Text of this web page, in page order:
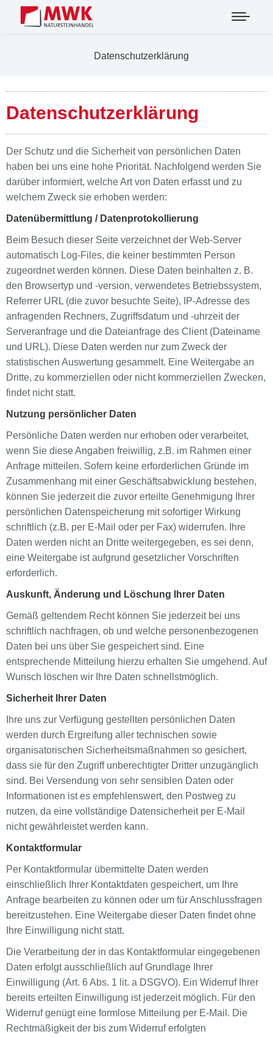
Datenschutzerklärung
Datenschutzerklärung
Der Schutz und die Sicherheit von persönlichen Daten
haben bei uns eine hohe Priorität. Nachfolgend werden Sie
darüber informiert, welche Art von Daten erfasst und zu
welchem Zweck sie erhoben werden:
Datenübermittlung / Datenprotokollierung
Beim Besuch dieser Seite verzeichnet der Web-Server
automatisch Log-Files, die keiner bestimmten Person
zugeordnet werden können. Diese Daten beinhalten z. B.
den Browsertyp und -version, verwendetes Betriebssystem,
Referrer URL (die zuvor besuchte Seite), IP-Adresse des
anfragenden Rechners, Zugriffsdatum und -uhrzeit der
Serveranfrage und die Dateianfrage des Client (Dateiname
und URL). Diese Daten werden nur zum Zweck der
statistischen Auswertung gesammelt. Eine Weitergabe an
Dritte, zu kommerziellen oder nicht kommerziellen Zwecken,
findet nicht statt.
Nutzung persönlicher Daten
Persönliche Daten werden nur erhoben oder verarbeitet,
wenn Sie diese Angaben freiwillig, z.B. im Rahmen einer
Anfrage mitteilen. Sofern keine erforderlichen Gründe im
Zusammenhang mit einer Geschäftsabwicklung bestehen,
können Sie jederzeit die zuvor erteilte Genehmigung Ihrer
persönlichen Datenspeicherung mit sofortiger Wirkung
schriftlich (z.B. per E-Mail oder per Fax) widerrufen. Ihre
Daten werden nicht an Dritte weitergegeben, es sei denn,
eine Weitergabe ist aufgrund gesetzlicher Vorschriften
erforderlich.
Auskunft, Änderung und Löschung Ihrer Daten
Gemäß geltendem Recht können Sie jederzeit bei uns
schriftlich nachfragen, ob und welche personenbezogenen
Daten bei uns über Sie gespeichert sind. Eine
entsprechende Mitteilung hierzu erhalten Sie umgehend. Auf
Wunsch löschen wir Ihre Daten schnellstmöglich.
Sicherheit Ihrer Daten
Ihre uns zur Verfügung gestellten persönlichen Daten
werden durch Ergreifung aller technischen sowie
organisatorischen Sicherheitsmaßnahmen so gesichert,
dass sie für den Zugriff unberechtigter Dritter unzugänglich
sind. Bei Versendung von sehr sensiblen Daten oder
Informationen ist es empfehlenswert, den Postweg zu
nutzen, da eine vollständige Datensicherheit per E-Mail
nicht gewährleistet werden kann.
Kontaktformular
Per Kontaktformular übermittelte Daten werden
einschließlich Ihrer Kontaktdaten gespeichert, um Ihre
Anfrage bearbeiten zu können oder um für Anschlussfragen
bereitzustehen. Eine Weitergabe dieser Daten findet ohne
Ihre Einwilligung nicht statt.
Die Verarbeitung der in das Kontaktformular eingegebenen
Daten erfolgt ausschließlich auf Grundlage Ihrer
Einwilligung (Art. 6 Abs. 1 lit. a DSGVO). Ein Widerruf Ihrer
bereits erteilten Einwilligung ist jederzeit möglich. Für den
Widerruf genügt eine formlose Mitteilung per E-Mail. Die
Rechtmäßigkeit der bis zum Widerruf erfolgten